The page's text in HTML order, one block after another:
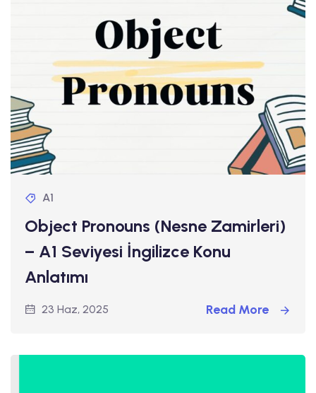
A1
Object Pronouns (Nesne Zamirleri)
– A1 Seviyesi İngilizce Konu
Anlatımı
23 Haz, 2025 Read More